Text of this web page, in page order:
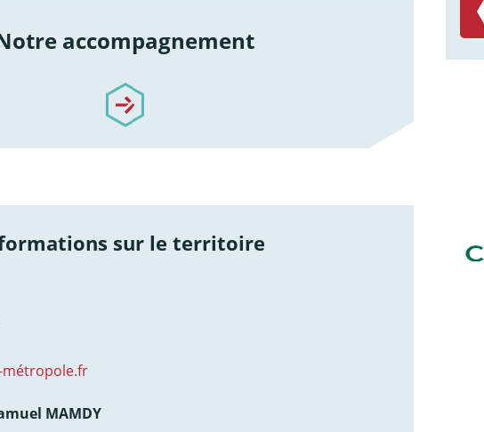
accompagnement
/notre-accompagnement
sur le territoire
métropole.fr
MAMDY